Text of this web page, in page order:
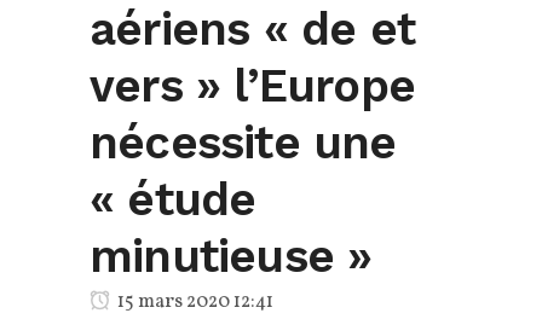
aériens « de et
vers » l’Europe
nécessite une
« étude
minutieuse »
15 mars 2020 12:41